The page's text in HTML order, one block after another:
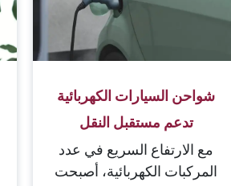
شواحن السيارات الكهربائية
تدعم مستقبل النقل
مع الارتفاع السريع في عدد
المركبات الكهربائية، أصبحت